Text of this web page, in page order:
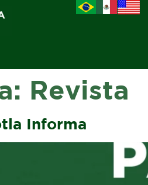
Revista
Informa